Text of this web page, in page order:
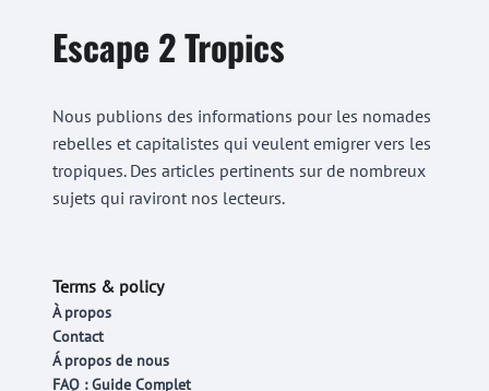
Escape 2 Tropics
Nous publions des informations pour les nomades
rebelles et capitalistes qui veulent emigrer vers les
tropiques. Des articles pertinents sur de nombreux
sujets qui raviront nos lecteurs.
Terms & policy
À propos
Contact
Á propos de nous
FAQ : Guide Complet